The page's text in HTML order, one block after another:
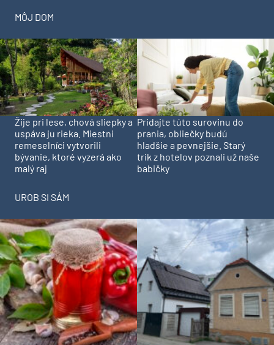
MÔJ DOM
Žije pri lese, chová sliepky a
uspáva ju rieka. Miestni
remeselníci vytvorili
bývanie, ktoré vyzerá ako
malý raj
Pridajte túto surovinu do
prania, obliečky budú
hladšie a pevnejšie. Starý
trik z hotelov poznali už naše
babičky
UROB SI SÁM